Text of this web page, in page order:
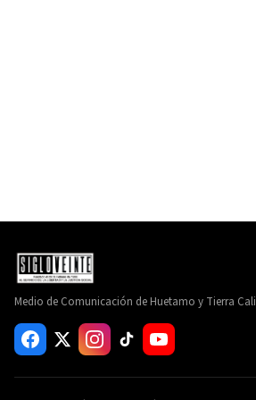
Medio de Comunicación de Huetamo y Tierra